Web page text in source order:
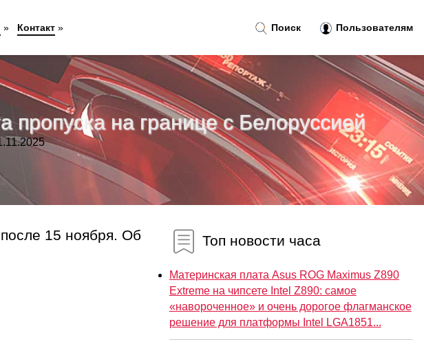
на границе с Белоруссией
15 ноября. Об
Топ новости часа
Материнская плата Asus ROG Maximus Z890
Extreme на чипсете Intel Z890: самое
«навороченное» и очень дорогое флагманское
решение для платформы Intel LGA1851...
Поиск Пользователям
» Контакт»